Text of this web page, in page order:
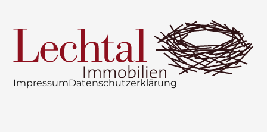
ImpressumDatenschutzerklärung